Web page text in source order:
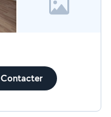
Contacter